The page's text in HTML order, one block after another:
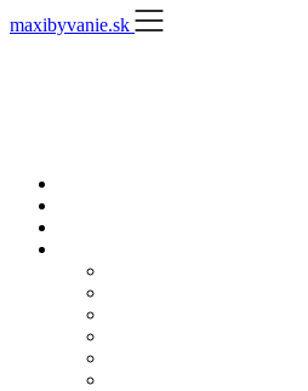
Skip
to
maxibyvanie.sk